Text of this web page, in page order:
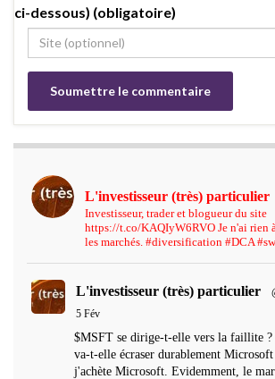
ci-dessous) (obligatoire)
L'investisseur (très) particulier
Investisseur, trader et blogueur du site
https://t.co/KAQIyW6RVO Je n'ai rien
les marchés. #diversification #DCA
L'investisseur (très) particulier
5 Fév
$MSFT se dirige-t-elle vers la faillite ?
va-t-elle écraser durablement
j'achète Microsoft. Evidemment, le